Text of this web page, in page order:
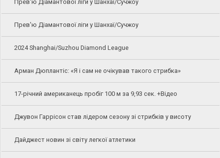
Прев'ю Діамантової ліги у Шанхаї/Сучжоу
Прев'ю Діамантової ліги у Шанхаї/Сучжоу
2024 Shanghai/Suzhou Diamond League
Арман Дюплантіс: «Я і сам не очікував такого стрибка»
17-річний американець пробіг 100 м за 9,93 сек. +Відео
Джувон Гаррісон став лідером сезону зі стрибків у висоту
Дайджест новин зі світу легкої атлетики